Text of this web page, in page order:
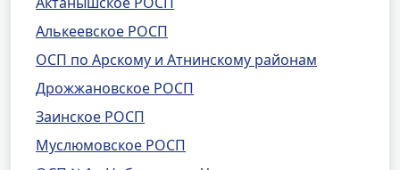
Алькеевское РОСП
ОСП по Арскому и Атнинскому районам
Дрожжановское РОСП
Заинское РОСП
Муслюмовское РОСП